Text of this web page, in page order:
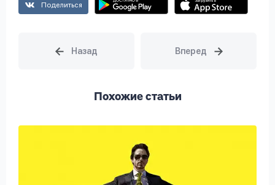
Поделиться
Похожие статьи